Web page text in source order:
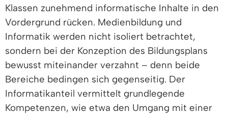
Klassen zunehmend informatische Inhalte in den
Vordergrund rücken. Medienbildung und
Informatik werden nicht isoliert betrachtet,
sondern bei der Konzeption des Bildungsplans
bewusst miteinander verzahnt – denn beide
Bereiche bedingen sich gegenseitig. Der
Informatikanteil vermittelt grundlegende
Kompetenzen, wie etwa den Umgang mit einer